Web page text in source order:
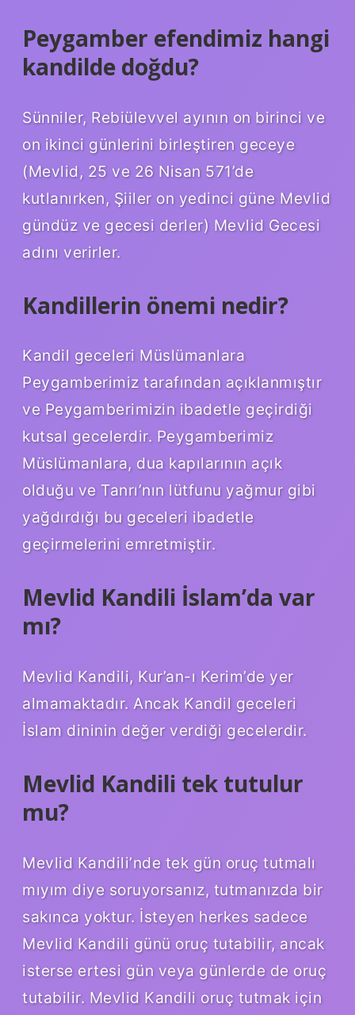
Peygamber efendimiz hangi
kandilde doğdu?
Sünniler, Rebiülevvel ayının on birinci ve
on ikinci günlerini birleştiren geceye
(Mevlid, 25 ve 26 Nisan 571’de
kutlanırken, Şiiler on yedinci güne Mevlid
gündüz ve gecesi derler) Mevlid Gecesi
adını verirler.
Kandillerin önemi nedir?
Kandil geceleri Müslümanlara
Peygamberimiz tarafından açıklanmıştır
ve Peygamberimizin ibadetle geçirdiği
kutsal gecelerdir. Peygamberimiz
Müslümanlara, dua kapılarının açık
olduğu ve Tanrı’nın lütfunu yağmur gibi
yağdırdığı bu geceleri ibadetle
geçirmelerini emretmiştir.
Mevlid Kandili İslam’da var
mı?
Mevlid Kandili, Kur’an-ı Kerim’de yer
almamaktadır. Ancak Kandil geceleri
İslam dininin değer verdiği gecelerdir.
Mevlid Kandili tek tutulur
mu?
Mevlid Kandili’nde tek gün oruç tutmalı
mıyım diye soruyorsanız, tutmanızda bir
sakınca yoktur. İsteyen herkes sadece
Mevlid Kandili günü oruç tutabilir, ancak
isterse ertesi gün veya günlerde de oruç
tutabilir. Mevlid Kandili oruç tutmak için